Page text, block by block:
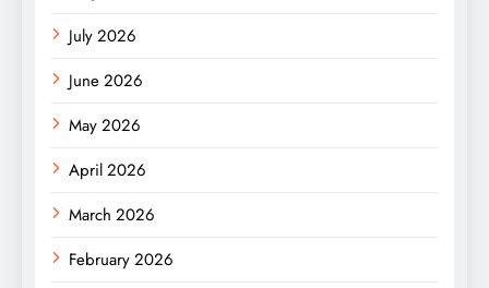
July 2026
June 2026
May 2026
April 2026
March 2026
February 2026